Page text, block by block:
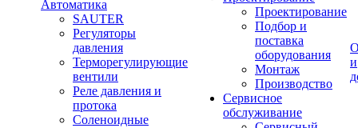
Автоматика
SAUTER
Регуляторы
давления
Терморегулирующие
вентили
Реле давления и
протока
Соленоидные
Проектирование
Подбор и
поставка
оборудования
Монтаж
Производство
Сервисное
обслуживание
и